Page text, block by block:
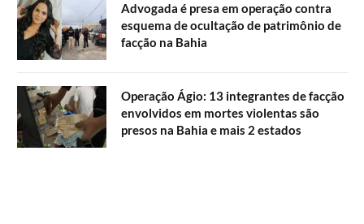
Advogada é presa em operação contra
esquema de ocultação de patrimônio de
facção na Bahia
Operação Ágio: 13 integrantes de facção
envolvidos em mortes violentas são
presos na Bahia e mais 2 estados